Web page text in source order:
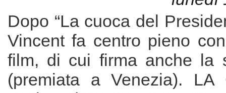
Dopo “La cuoca del
Vincent fa centro pieno
film, di cui firma anche la
(premiata a Venezia).